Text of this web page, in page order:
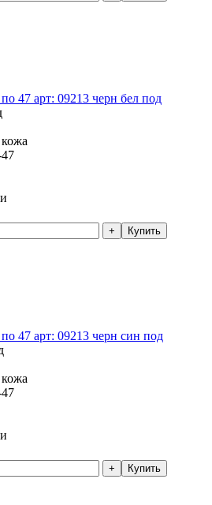
47 арт: 09213 черн бел под
47 арт: 09213 черн син под